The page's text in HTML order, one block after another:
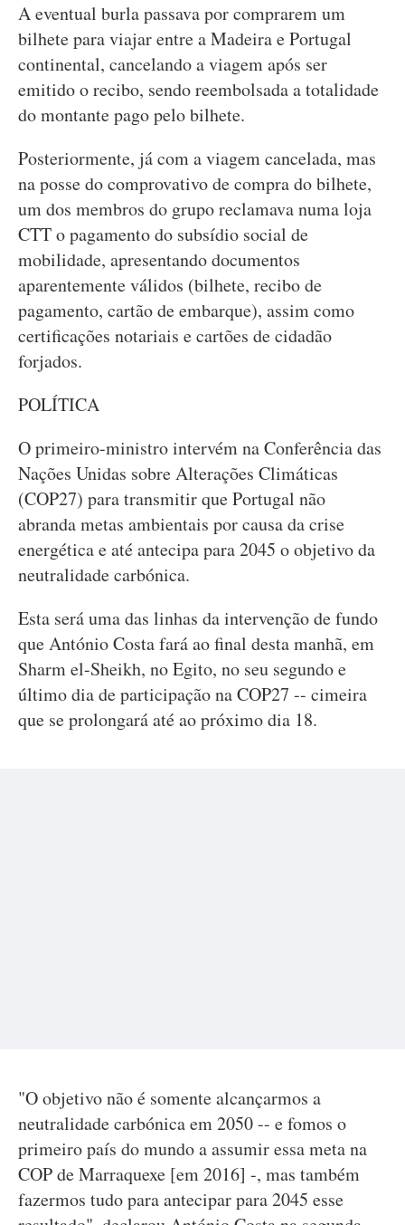
A eventual burla passava por comprarem um
bilhete para viajar entre a Madeira e Portugal
continental, cancelando a viagem após ser
emitido o recibo, sendo reembolsada a totalidade
do montante pago pelo bilhete.
Posteriormente, já com a viagem cancelada, mas
na posse do comprovativo de compra do bilhete,
um dos membros do grupo reclamava numa loja
CTT o pagamento do subsídio social de
mobilidade, apresentando documentos
aparentemente válidos (bilhete, recibo de
pagamento, cartão de embarque), assim como
certificações notariais e cartões de cidadão
forjados.
POLÍTICA
O primeiro-ministro intervém na Conferência das
Nações Unidas sobre Alterações Climáticas
(COP27) para transmitir que Portugal não
abranda metas ambientais por causa da crise
energética e até antecipa para 2045 o objetivo da
neutralidade carbónica.
Esta será uma das linhas da intervenção de fundo
que António Costa fará ao final desta manhã, em
Sharm el-Sheikh, no Egito, no seu segundo e
último dia de participação na COP27 -- cimeira
que se prolongará até ao próximo dia 18.
"O objetivo não é somente alcançarmos a
neutralidade carbónica em 2050 -- e fomos o
primeiro país do mundo a assumir essa meta na
COP de Marraquexe [em 2016] -, mas também
fazermos tudo para antecipar para 2045 esse